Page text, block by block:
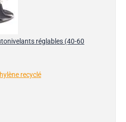
réglables (40-60
recyclé